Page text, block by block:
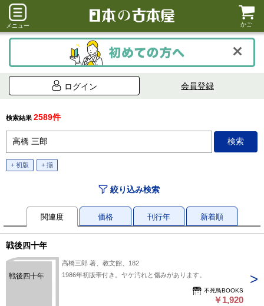
メニュー かご
ログイン 会員登録
検索結果 2589件
+ 初版 + 揃
絞り込み検索
関連度 価格 刊行年 新着順
戦後四十年
戦後四十年
高橋三郎 著、教文館、182
1986年初版帯付き。ヤケ汚れと傷みがあります。
不死鳥BOOKS
￥1,920